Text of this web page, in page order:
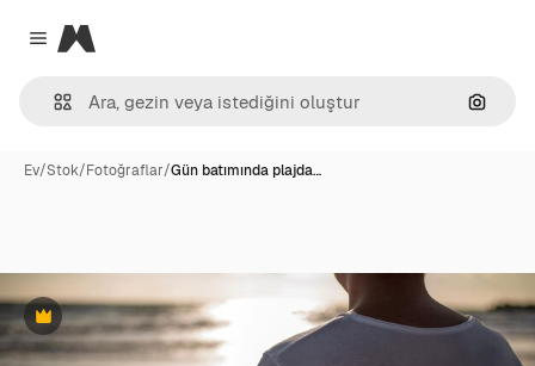
Close menu
Magnific
Ev/Stok/Fotoğraflar/Gün batımında plajda…
Premium